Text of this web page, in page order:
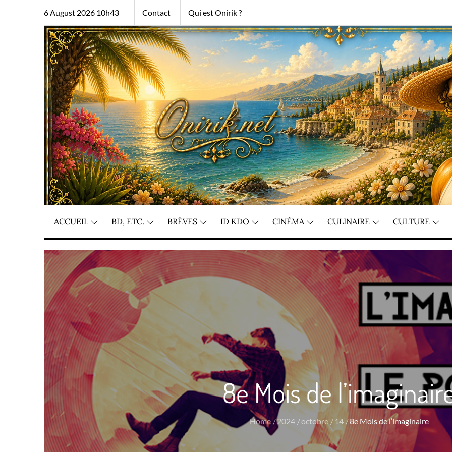
6 August 2026 10h43 Contact Qui est Onirik ?
ACCUEIL BD, ETC. BRÈVES ID KDO CINÉMA CULINAIRE CULTURE
8e Mois de
Home 2024 octobre 14 8e Mois de l’imaginaire